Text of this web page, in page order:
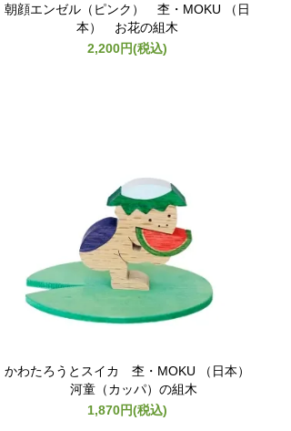
朝顔エンゼル（ピンク） 杢・MOKU （日
本） お花の組木
2,200円(税込)
かわたろうとスイカ 杢・MOKU （日本）
河童（カッパ）の組木
1,870円(税込)